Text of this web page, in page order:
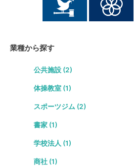
業種から探す
公共施設 (2)
体操教室 (1)
スポーツジム (2)
書家 (1)
学校法人 (1)
商社 (1)